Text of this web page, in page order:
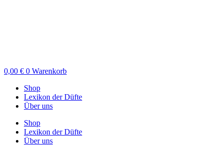
0,00 € 0 Warenkorb
Shop
Lexikon der Düfte
Über uns
Shop
Lexikon der Düfte
Über uns